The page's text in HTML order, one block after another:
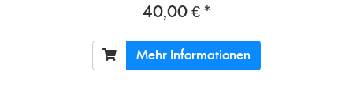
40,00 € *
Mehr Informationen